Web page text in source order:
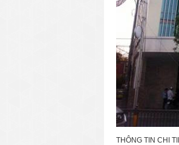
THÔNG TIN CHI